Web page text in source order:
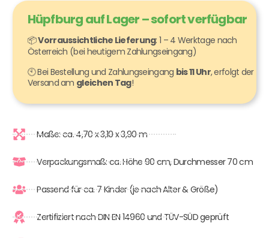
Hüpfburg auf Lager – sofort verfügbar
📦Vorraussichtliche Lieferung: 1 – 4 Werktage nach
Österreich (bei heutigem Zahlungseingang)
🕙 Bei Bestellung und Zahlungseingang bis 11 Uhr, erfolgt der
Versand am gleichen Tag!
Maße: ca. 4,70 x 3,10 x 3,90 m
Verpackungsmaß: ca. Höhe 90 cm, Durchmesser 70 cm
Passend für ca. 7 Kinder (je nach Alter & Größe)
Zertifiziert nach DIN EN 14960 und TÜV-SÜD geprüft